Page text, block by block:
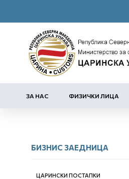
ЗА НАС ФИЗИЧКИ ЛИЦА
БИЗНИС ЗАЕДНИЦА
ЦАРИНСКИ ПОСТАПКИ